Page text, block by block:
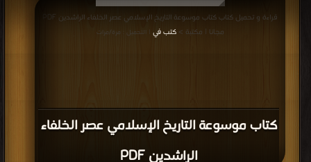
كتاب موسوعة التاريخ الإسلامي عصر الخلفاء
الراشدين PDF
قراءة و تحميل كتاب كتاب موسوعة التاريخ الإسلامي عصر الخلفاء الراشدين PDF
مجانا | مكتبة >كتب في | التحميل : مرة/مرات